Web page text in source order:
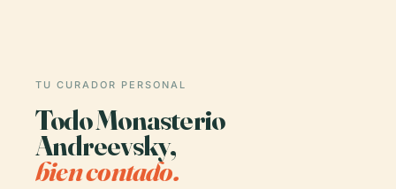
TU CURADOR PERSONAL
Todo Monasterio
Andreevsky,
bien contado.